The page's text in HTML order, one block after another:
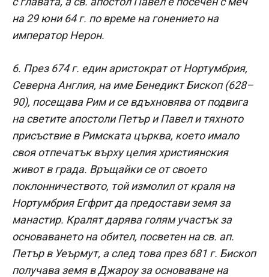
на 29 юни 64 г. по време на гонението на
император Нерон.
6. През 674 г. един аристократ от Нортумбрия,
Северна Англия, на име Бенедикт Бископ (628–
90), посещава Рим и се вдъхновява от подвига
на свeтите апостоли Петър и Павел и тяхното
присъствие в Римската църква, което имало
своя отпечатък върху целия християнския
живот в града. Връщайки се от своето
поклонничеството, той измолил от краля на
Нортумбрия Eгфрит да предостави земя за
манастир. Кралят дарява голям участък за
основаването на обител, посветен на св. ап.
Петър в Уеърмут, а след това през 681 г. Бископ
получава земя в Джароу за основаване на